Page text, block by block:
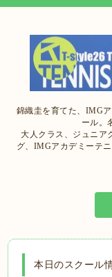
錦織圭を育てた、IMG
ール。
大人クラス、ジュニア
グ、IMGアカデミーテ
本日のスクール